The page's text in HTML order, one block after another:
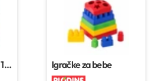
1
Igračke za bebe